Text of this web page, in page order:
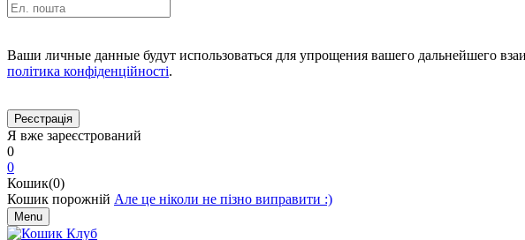
Ваши личные данные будут использоваться для упрощения вашего дальнейшего
політика конфіденційності.
Я вже зареєстрований
0
0
Кошик(0)
Кошик порожній Але це ніколи не пізно виправити :)
Menu